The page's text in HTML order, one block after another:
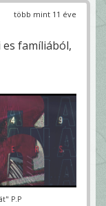
több mint 11 éve
famíliából,
P.P